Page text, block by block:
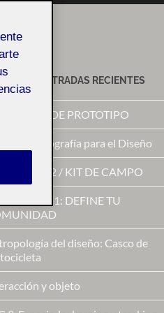
ENTRADAS RECIENTES
DE PROTOTIPO
3 – Etnografía para el Diseño
2 FASE 2 / KIT DE CAMPO
2 / Fase 1: DEFINE TU
del diseño: Casco de
y objeto